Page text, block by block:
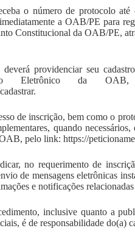
o número de protocolo
a OAB/PE para
Constitucional da OAB/PE,
providenciar seu
Eletrônico da
de inscrição, bem como o
quando
pelo link: https://
no requerimento de
de mensagens eletrônicas
e notificações
inclusive quanto a
é de responsabilidade do(a)